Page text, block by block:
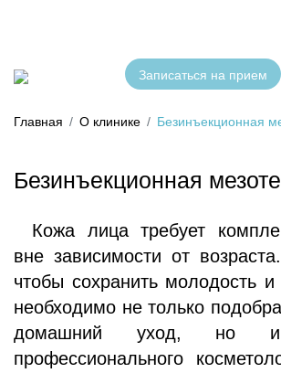
Записаться на прием
Главная О клинике Безинъекционная
Безинъекционная
Кожа лица требует
вне зависимости от
чтобы сохранить молодость и
необходимо не только
домашний уход, но и
профессионального